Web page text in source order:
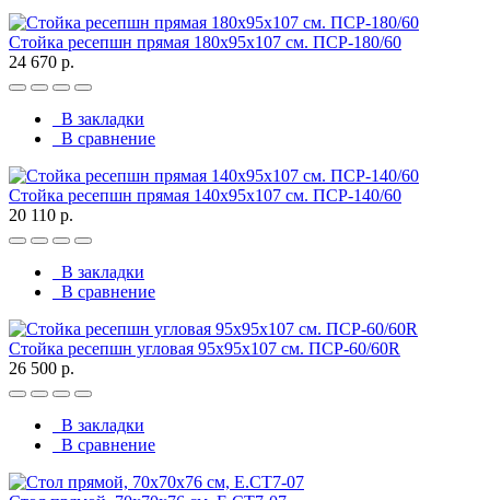
Стойка ресепшн прямая 180х95х107 см. ПСР-180/60
24 670 р.
В закладки
В сравнение
Стойка ресепшн прямая 140х95х107 см. ПСР-140/60
20 110 р.
В закладки
В сравнение
Стойка ресепшн угловая 95х95х107 см. ПСР-60/60R
26 500 р.
В закладки
В сравнение